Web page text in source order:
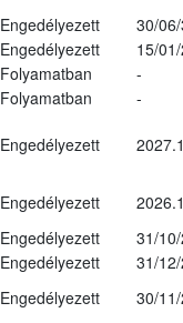
Engedélyezett
30/
Engedélyezett
15/
Folyamatban
-
Folyamatban
-
Engedélyezett
Engedélyezett
Engedélyezett
31/
Engedélyezett
31/
Engedélyezett
30/